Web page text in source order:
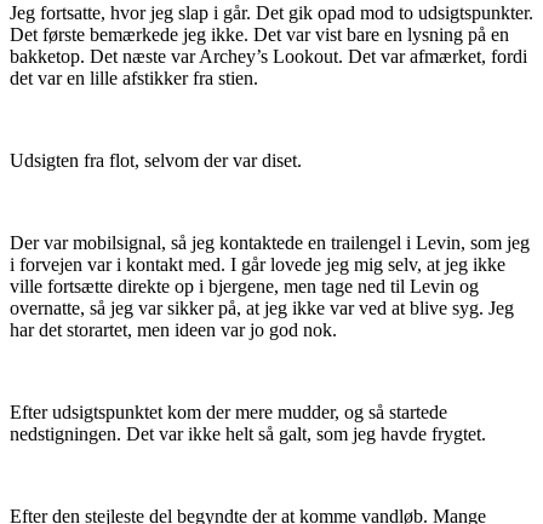
Jeg fortsatte, hvor jeg slap i går. Det gik opad mod to udsigtspunkter.
Det første bemærkede jeg ikke. Det var vist bare en lysning på en
bakketop. Det næste var Archey’s Lookout. Det var afmærket, fordi
det var en lille afstikker fra stien.
Udsigten fra flot, selvom der var diset.
Der var mobilsignal, så jeg kontaktede en trailengel i Levin, som jeg
i forvejen var i kontakt med. I går lovede jeg mig selv, at jeg ikke
ville fortsætte direkte op i bjergene, men tage ned til Levin og
overnatte, så jeg var sikker på, at jeg ikke var ved at blive syg. Jeg
har det storartet, men ideen var jo god nok.
Efter udsigtspunktet kom der mere mudder, og så startede
nedstigningen. Det var ikke helt så galt, som jeg havde frygtet.
Efter den stejleste del begyndte der at komme vandløb. Mange